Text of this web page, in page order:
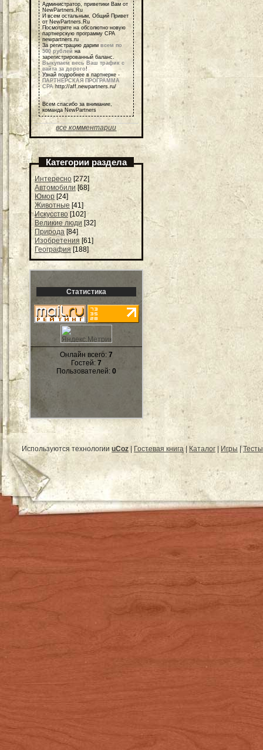
Администратор, приветики Вам от
NewPartners.Ru
И всем остальным, Общий Привет
от NewPartners.Ru
Посмотрите на обсолютно новую
партнерскую программу СРА
newpartners.ru
За регистрацию дарим всем по
500 рублей на
зарегистрированный баланс.
Выкупаем весь Ваш трафик с
сайта за дорого!
Узнай подробнее в партнерке -
ПАРТНЕРСКАЯ ПРОГРАММА
СРА http://aff.newpartners.ru/
Всем спасибо за внимание,
команда NewPartners
все комментарии
Категории раздела
Интересно [272]
Автомобили [68]
Юмор [24]
Животные [41]
Искусство [102]
Великие люди [32]
Природа [84]
Изобретения [61]
География [188]
Статистика
Онлайн всего: 7
Гостей: 7
Пользователей: 0
Используются технологии uCoz | Гостевая книга | Каталог | Игры |Тесты